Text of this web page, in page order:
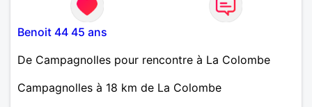
Benoit 44 45 ans
De Campagnolles pour rencontre à La Colombe
Campagnolles à 18 km de La Colombe